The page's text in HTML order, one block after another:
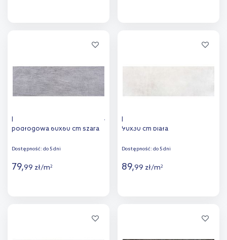
Halcon Quarz płytka ścienno-
podłogowa 60x60 cm szara
Dostępność: do 5 dni
79,99 zł/m2
Halcon Blanco płytka ścienna
90x30 cm biała
Dostępność: do 5 dni
89,99 zł/m2